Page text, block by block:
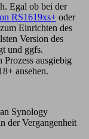
Egal ob bei der
RS1619xs+ oder
Einrichten des
Version des
und ggfs.
ausgiebig
ansehen.
Synology
der Vergangenheit